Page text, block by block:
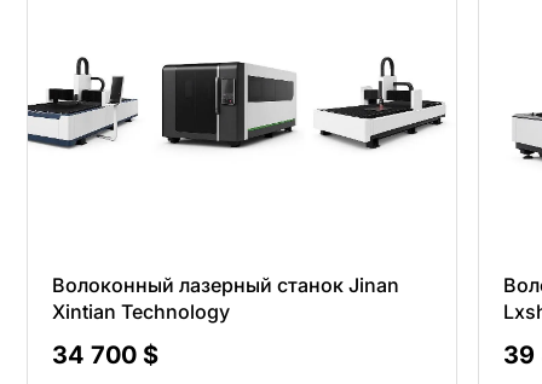
Волоконный лазерный станок Jinan
Xintian Technology
34 700 $